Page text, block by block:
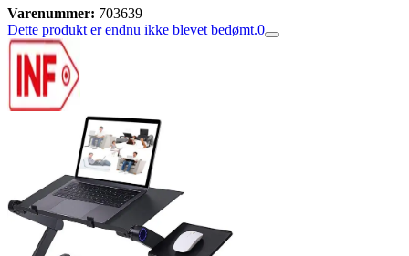
Varenummer: 703639
Dette produkt er endnu ikke blevet bedømt.0